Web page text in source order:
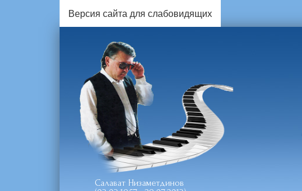
Версия сайта для слабовидящих
Салават Низаметдинов